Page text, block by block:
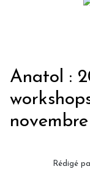
Anatol :
novembre
Rédigé